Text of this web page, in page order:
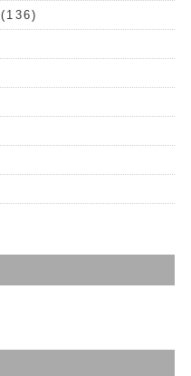
(136)